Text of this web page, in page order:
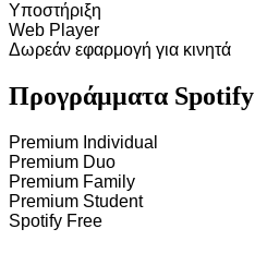
Υποστήριξη
Web Player
Δωρεάν εφαρμογή για κινητά
Προγράμματα Spotify
Premium Individual
Premium Duo
Premium Family
Premium Student
Spotify Free